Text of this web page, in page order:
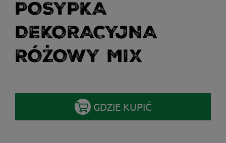
POSYPKA
DEKORACYJNA
RÓŻOWY MIX
GDZIE KUPIĆ